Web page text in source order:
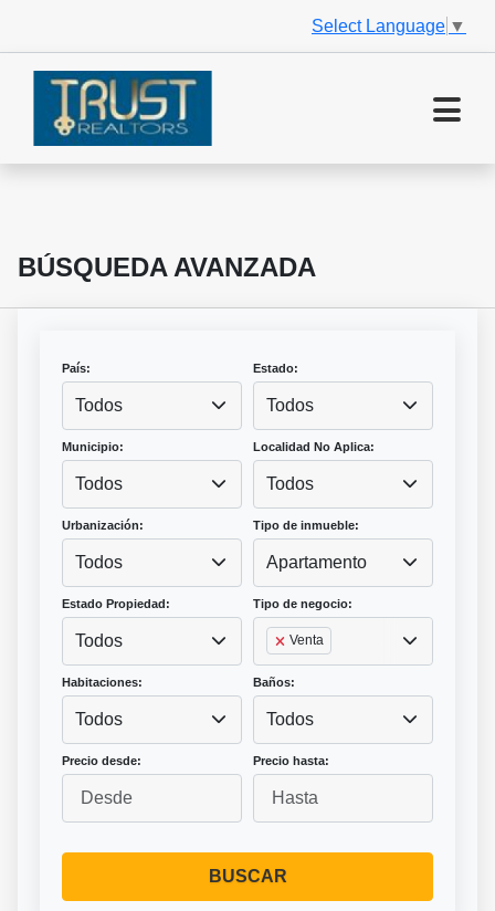
Select Language ▼
BÚSQUEDA AVANZADA
País:
Todos
Estado:
Todos
Municipio:
Todos
Localidad No Aplica:
Todos
Urbanización:
Todos
Tipo de inmueble:
Apartamento
Estado Propiedad:
Todos
Tipo de negocio:
Venta
Habitaciones:
Todos
Baños:
Todos
Precio desde: Precio hasta:
BUSCAR